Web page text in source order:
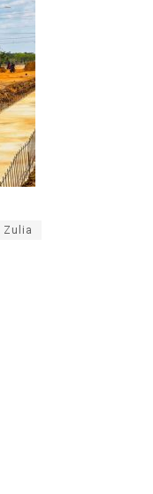
Zulia